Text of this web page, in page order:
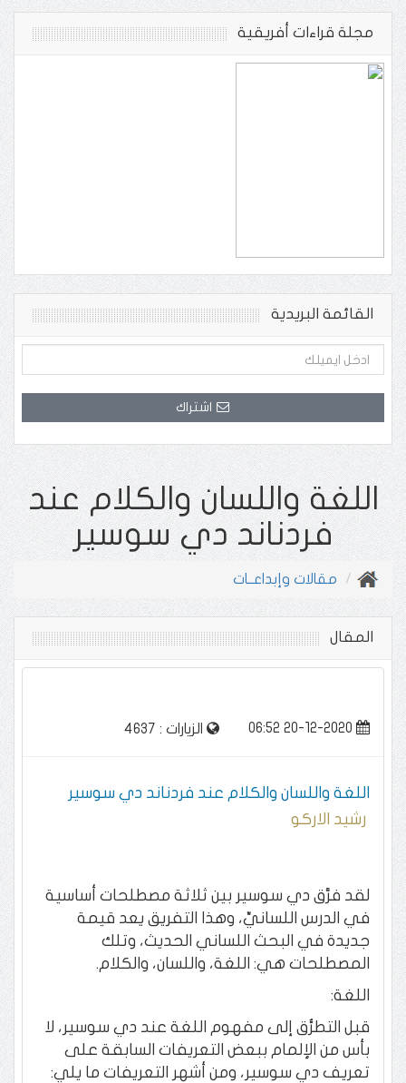
مجلة قراءات أفريقية
القائمة البريدية
اشتراك
اللغة واللسان والكلام عند
فردناند دي سوسير
مقالات وإبداعــات
المقال
الزيارات : 4637
اللغة واللسان والكلام عند فردناند دي سوسير
رشيد الاركو
لقد فرَّق دي سوسير بين ثلاثة مصطلحات أساسية
في الدرس اللسانيِّ، وهذا التفريق يعد قيمة
جديدة في البحث اللساني الحديث، وتلك
المصطلحات هي: اللغة، واللسان، والكلام.
اللغة:
قبل التطرُّق إلى مفهوم اللغة عند دي سوسير، لا
بأس من الإلمام ببعض التعريفات السابقة على
تعريف دي سوسير، ومن أشهر التعريفات ما يلي: